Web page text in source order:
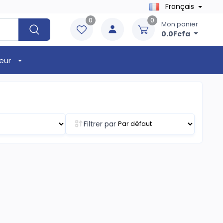
Français
0 0 Mon panier
0.0Fcfa
Filtrer par